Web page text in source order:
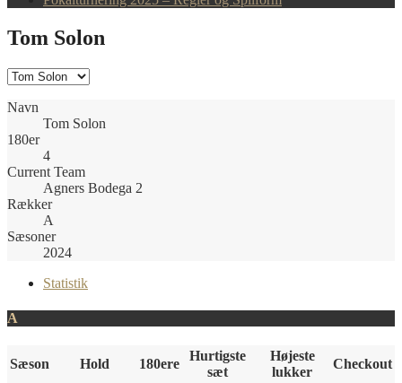
Tom Solon
Navn
Tom Solon
180er
4
Current Team
Agners Bodega 2
Rækker
A
Sæsoner
2024
Statistik
A
Sæson Hold 180ere
Hurtigste
sæt
Højeste
lukker
Checkout